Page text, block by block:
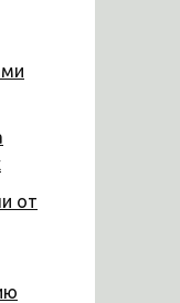
от